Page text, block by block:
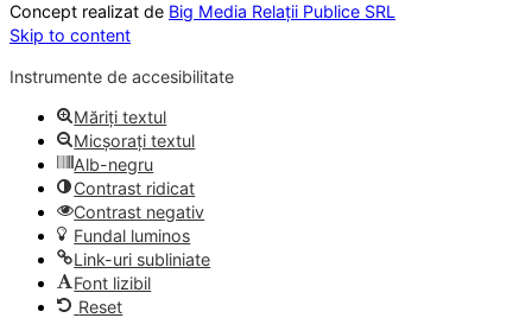
Concept realizat de Big Media Relații Publice SRL
Skip to content
Instrumente de accesibilitate
Măriți textul
Micșorați textul
Alb-negru
Contrast ridicat
Contrast negativ
Fundal luminos
Link-uri subliniate
Font lizibil
Reset